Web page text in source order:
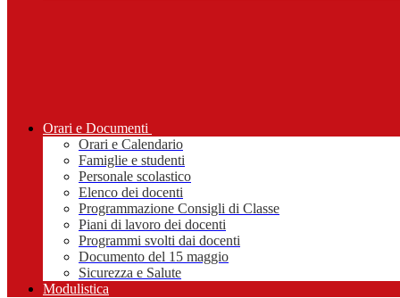
Orari e Documenti
Orari e Calendario
Famiglie e studenti
Personale scolastico
Elenco dei docenti
Programmazione Consigli di Classe
Piani di lavoro dei docenti
Programmi svolti dai docenti
Documento del 15 maggio
Sicurezza e Salute
Modulistica